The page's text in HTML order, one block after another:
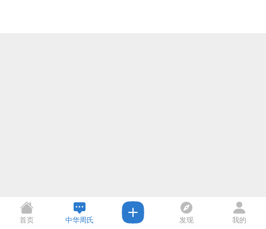
首页 中华周氏 发现 我的